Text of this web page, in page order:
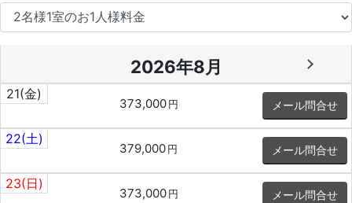
2026年8月
21(金)
373,000 円 メール問合せ
22(土)
379,000円 メール問合せ
23(日)
373,000 円 メール問合せ